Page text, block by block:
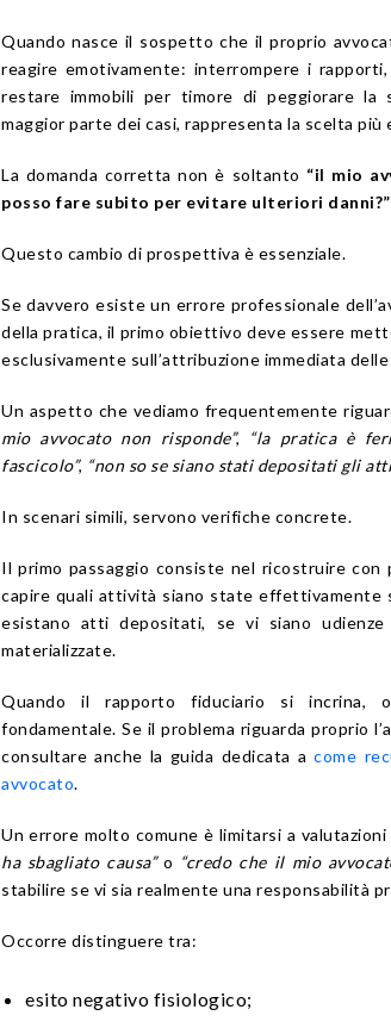
Quando nasce il sospetto che il proprio
reagire emotivamente: interrompere i
restare immobili per timore di peggiorare la
maggior parte dei casi, rappresenta la scelta più
La domanda corretta non è soltanto “il mio
posso fare subito per evitare ulteriori danni?”
Questo cambio di prospettiva è essenziale.
Se davvero esiste un errore professionale
della pratica, il primo obiettivo deve essere
esclusivamente sull’attribuzione immediata
Un aspetto che vediamo frequentemente
mio avvocato non risponde”, “la pratica è
fascicolo”, “non so se siano stati depositati gli
In scenari simili, servono verifiche concrete.
Il primo passaggio consiste nel ricostruire
capire quali attività siano state effettivamente
esistano atti depositati, se vi siano udienze
materializzate.
Quando il rapporto fiduciario si incrina,
fondamentale. Se il problema riguarda proprio
consultare anche la guida dedicata acome
avvocato.
Un errore molto comune è limitarsi a
ha sbagliato causa”o “credo che il mio
stabilire se vi sia realmente una responsabilità
Occorre distinguere tra:
esito negativo fisiologico;